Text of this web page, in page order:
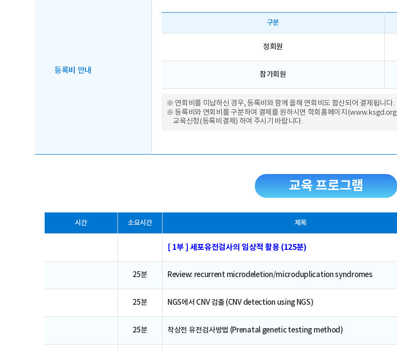
등록비 안내
구분
정회원
참가회원
※ 연회비를 미납하신 경우, 등록비와 함께 올해 연회비도 합산되어 결제됩니다.
※ 등록비와 연회비를 구분하여 결제를 원하시면 학회홈페이지(www.ksgd.org
교육신청(등록비결제) 하여 주시기 바랍니다.
교육 프로그램
시간 소요시간 제목
[ 1부 ] 세포유전검사의 임상적 활용 (125분)
25분 Review: recurrent microdeletion/microduplication syndromes
25분 NGS에서 CNV 검출 (CNV detection using NGS)
25분 착상전 유전검사방법 (Prenatal genetic testing method)